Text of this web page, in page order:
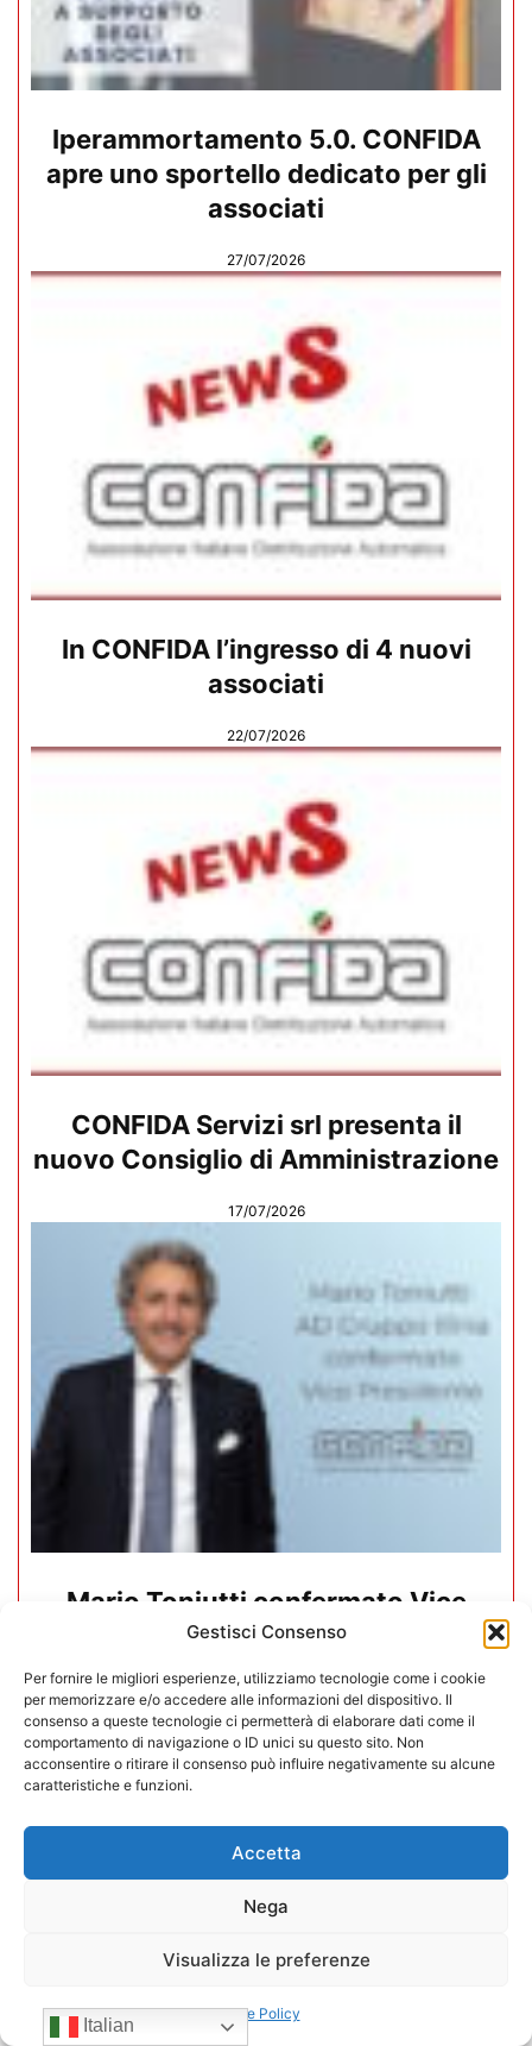
Gestisci Consenso
Per fornire le migliori esperienze, utilizziamo tecnologie come i cookie
per memorizzare e/o accedere alle informazioni del dispositivo. Il
consenso a queste tecnologie ci permetterà di elaborare dati come il
comportamento di navigazione o ID unici su questo sito. Non
acconsentire o ritirare il consenso può influire negativamente su alcune
caratteristiche e funzioni.
Accetta
Nega
Visualizza le preferenze
Cookie Policy
Iperammortamento 5.0. CONFIDA
apre uno sportello dedicato per gli
associati
27/07/2026
In CONFIDA l’ingresso di 4 nuovi
associati
22/07/2026
CONFIDA Servizi srl presenta il
nuovo Consiglio di Amministrazione
17/07/2026
Mario Toniutti confermato Vice
Presidente di CONFIDA per il
quadriennio 2026-2030
15/07/2026
Italian